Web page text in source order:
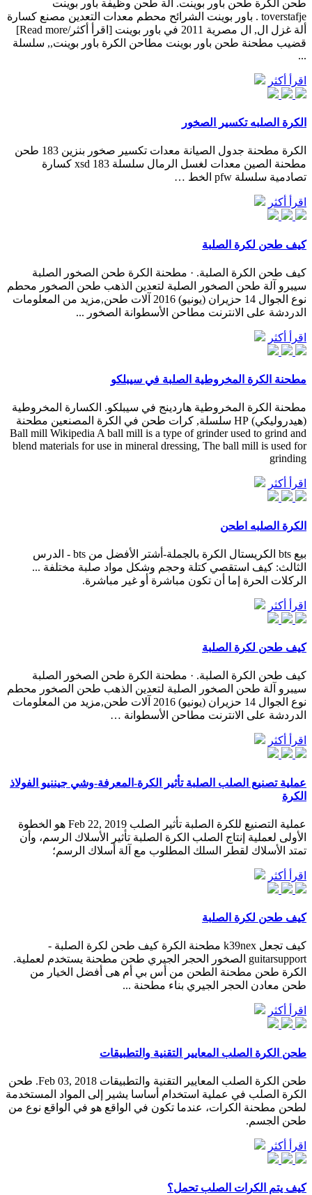
طحن الكرة طحن باور بوينت. آلة طحن وظيفة باور بوينت
toverstafje . باور بوينت الشرائح محطم معدات التعدين مصنع كسارة
ألة غزل ال, ال مصرية 2011 في باور بوينت [اقرأ أكثر/Read more]
قضيب مطحنة طحن باور بوينت مطاحن الكرة باور بوينت,, سلسلة
...
اقرأ أكثر
الكرة الصلبه تكسير الصخور
الكرة مطحنة جدول الصيانة معدات تكسير صخور بنزين 183 طحن
مطحنة الصين معدات لغسل الرمال سلسلة xsd 183 كسارة
تصادمية سلسلة pfw الخط …
اقرأ أكثر
كيف طحن لكرة الصلبة
كيف طحن الكرة الصلبة. · مطحنة الكرة طحن الصخور الصلبة
سيبرو آلة طحن الصخور الصلبة لتعدين الذهب طحن الصخور محطم
نوع الجوال 14 حزيران (يونيو) 2016 آلات طحن,مزيد من المعلومات
الدردشة على الانترنت مطاحن الأسطوانة الصخور ...
اقرأ أكثر
مطحنة الكرة المخروطية الصلبة في سيبلكو
مطحنة الكرة المخروطية هاردينج في سيبلكو. الكسارة المخروطية
(هيدروليكي) HP سلسلة, كرات طحن في الكرة المصنعين مطحنة
Ball mill Wikipedia A ball mill is a type of grinder used to grind and
blend materials for use in mineral dressing, The ball mill is used for
grinding
اقرأ أكثر
الكرة الصلبه اطحن
بيع bts الكريستال الكرة بالجملة-أشتر الأفضل من bts - الدرس
الثالث: كيف استقصي كتلة وحجم وشكل مواد صلبة مختلفة ...
الركلات الحرة إما أن تكون مباشرة أو غير مباشرة.
اقرأ أكثر
كيف طحن لكرة الصلبة
كيف طحن الكرة الصلبة. · مطحنة الكرة طحن الصخور الصلبة
سيبرو آلة طحن الصخور الصلبة لتعدين الذهب طحن الصخور محطم
نوع الجوال 14 حزيران (يونيو) 2016 آلات طحن,مزيد من المعلومات
الدردشة على الانترنت مطاحن الأسطوانة …
اقرأ أكثر
عملية تصنيع الصلب الصلبة تأثير الكرة-المعرفة-وشي جيننيو الفولاذ
الكرة
عملية التصنيع للكرة الصلبة تأثير الصلب Feb 22, 2019 هو الخطوة
الأولى لعملية إنتاج الصلب الكرة الصلبة تأثير الأسلاك الرسم، وأن
تمتد الأسلاك لقطر السلك المطلوب مع آلة أسلاك الرسم؛
اقرأ أكثر
كيف طحن لكرة الصلبة
كيف تجعل k39nex مطحنة الكرة كيف طحن لكرة الصلبة -
guitarsupport الصخور الحجر الجيري طحن مطحنة يستخدم لعملية.
الكرة طحن مطحنة الطحن من أس بي أم هى أفضل الخيار من
طحن معادن الحجر الجيري بناء مطحنة ...
اقرأ أكثر
طحن الكرة الصلب المعايير التقنية والتطبيقات
طحن الكرة الصلب المعايير التقنية والتطبيقات Feb 03, 2018. طحن
الكرة الصلب في عملية استخدام أساسا يشير إلى المواد المستخدمة
لطحن مطحنة الكرات، عندما تكون في الواقع هو في الواقع نوع من
طحن الجسم.
اقرأ أكثر
كيف يتم الكرات الصلب تحمل؟